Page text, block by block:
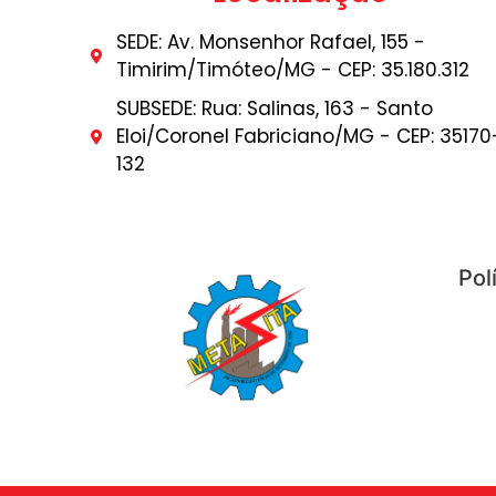
SEDE: Av. Monsenhor Rafael, 155 -
Timirim/Timóteo/MG - CEP: 35.180.312
SUBSEDE: Rua: Salinas, 163 - Santo
Eloi/Coronel Fabriciano/MG - CEP:
132